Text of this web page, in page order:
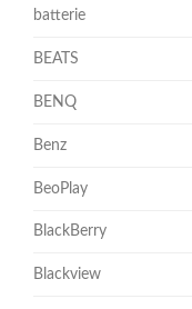
batterie
BEATS
BENQ
Benz
BeoPlay
BlackBerry
Blackview